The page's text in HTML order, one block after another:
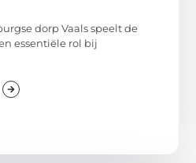
dorp Vaals speelt de
essentiële rol bij